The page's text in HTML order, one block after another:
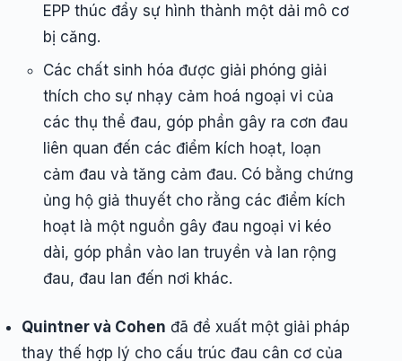
EPP thúc đẩy sự hình thành một dải mô cơ
bị căng.
Các chất sinh hóa được giải phóng giải
thích cho sự nhạy cảm hoá ngoại vi của
các thụ thể đau, góp phần gây ra cơn đau
liên quan đến các điểm kích hoạt, loạn
cảm đau và tăng cảm đau. Có bằng chứng
ủng hộ giả thuyết cho rằng các điểm kích
hoạt là một nguồn gây đau ngoại vi kéo
dài, góp phần vào lan truyền và lan rộng
đau, đau lan đến nơi khác.
Quintner và Cohen đã đề xuất một giải pháp
thay thế hợp lý cho cấu trúc đau cân cơ của